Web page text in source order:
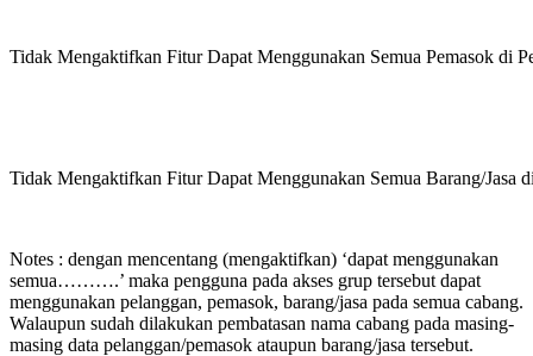
Tidak Mengaktifkan Fitur Dapat Menggunakan Semua Pemasok di
Tidak Mengaktifkan Fitur Dapat Menggunakan Semua Barang/Jasa
Notes : dengan mencentang (mengaktifkan) ‘dapat menggunakan
semua……….’ maka pengguna pada akses grup tersebut dapat
menggunakan pelanggan, pemasok, barang/jasa pada semua cabang.
Walaupun sudah dilakukan pembatasan nama cabang pada masing-
masing data pelanggan/pemasok ataupun barang/jasa tersebut.